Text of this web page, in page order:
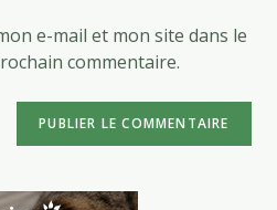
e-mail et mon site dans le
commentaire.